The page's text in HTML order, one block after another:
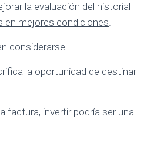
la evaluación del historial
en mejores condiciones.
considerarse.
la oportunidad de destinar
factura, invertir podría ser una